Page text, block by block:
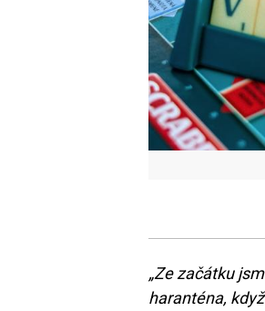
„Ze začátku
haranténa,